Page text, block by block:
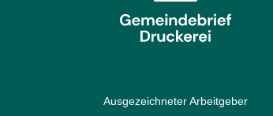
Ausgezeichneter Arbeitgeber